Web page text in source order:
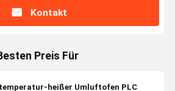
Kontakt
Preis Für
heißer Umluftofen PLC